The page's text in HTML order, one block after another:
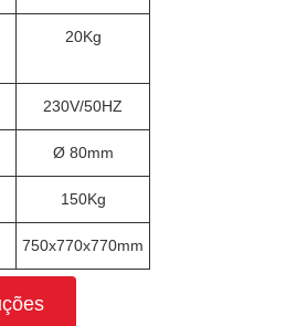
20Kg
230V/50HZ
Ø 80mm
150Kg
750x770x770mm